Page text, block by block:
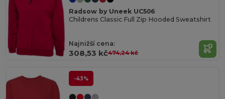
Radsow by Uneek UC506
Childrens Classic Full Zip Hooded Sweatshirt
Najnižší cena:
308,53 kč474,24 kč
-43%